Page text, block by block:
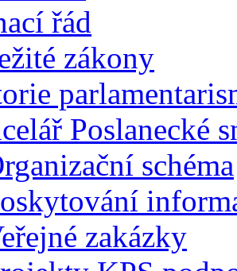
řád
zákony
Poslanecké
schéma
zakázky